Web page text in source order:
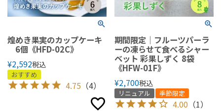
煌めき果実のカップケーキ
6個《HFD-02C》
¥2,592税込
おすすめ
4.75 （4）
期間限定｜フルーツパーラ
ーの凍らせて食べるシャー
ベット 彩果しずく 8袋
《HFW-01F》
¥2,700税込
リニュアル 季節限定
4.00 （1）